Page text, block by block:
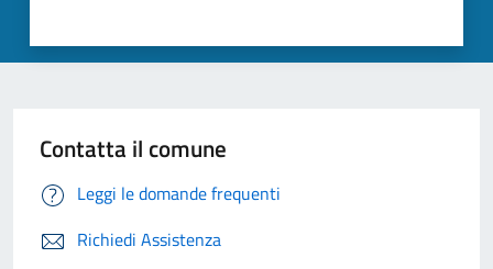
Contatta il comune
Leggi le domande frequenti
Richiedi Assistenza